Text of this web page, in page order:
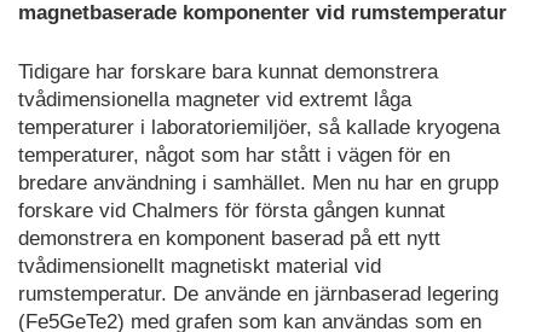
magnetbaserade komponenter vid rumstemperatur
Tidigare har forskare bara kunnat demonstrera
tvådimensionella magneter vid extremt låga
temperaturer i laboratoriemiljöer, så kallade kryogena
temperaturer, något som har stått i vägen för en
bredare användning i samhället. Men nu har en grupp
forskare vid Chalmers för första gången kunnat
demonstrera en komponent baserad på ett nytt
tvådimensionellt magnetiskt material vid
rumstemperatur. De använde en järnbaserad legering
(Fe5GeTe2) med grafen som kan användas som en